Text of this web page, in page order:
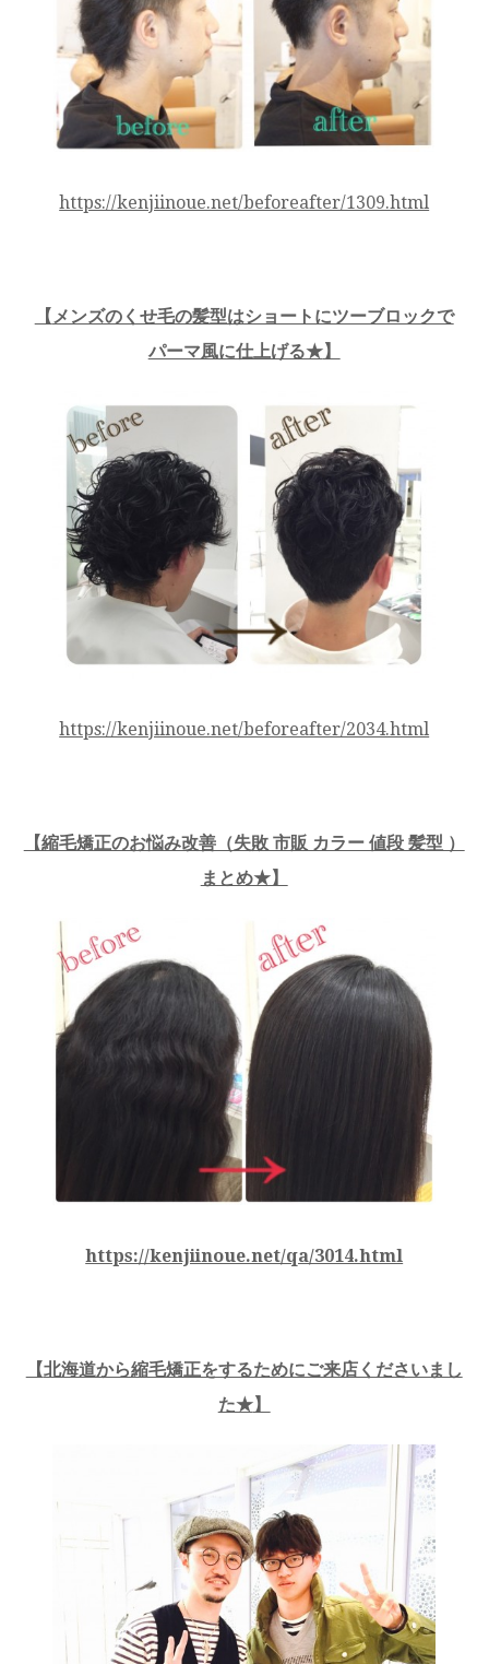
https://kenjiinoue.net/beforeafter/1309.html
【 メンズのくせ毛の髪型はショートにツーブロックで
パーマ風に仕上げる★】
https://kenjiinoue.net/beforeafter/2034.html
【縮毛矯正のお悩み改善（失敗 市販 カラー 値段 髪型 ）
まとめ★】
https://kenjiinoue.net/qa/3014.html
【北海道から縮毛矯正をするためにご来店くださいまし
た★】